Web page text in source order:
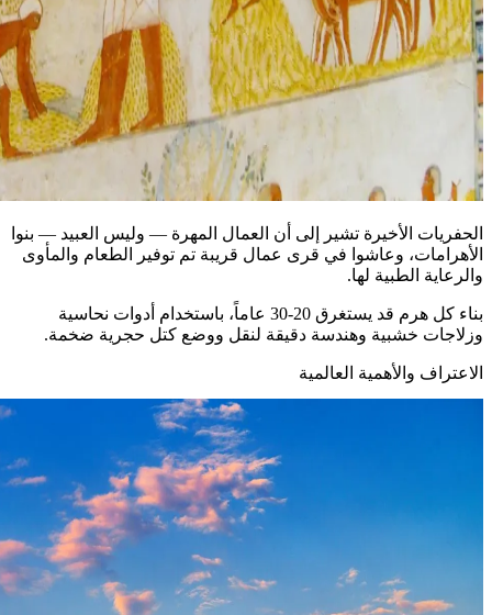
الحفريات الأخيرة تشير إلى أن العمال المهرة — وليس العبيد — بنوا
الأهرامات، وعاشوا في قرى عمال قريبة تم توفير الطعام والمأوى
والرعاية الطبية لها.
بناء كل هرم قد يستغرق 20-30 عاماً، باستخدام أدوات نحاسية
وزلاجات خشبية وهندسة دقيقة لنقل ووضع كتل حجرية ضخمة.
الاعتراف والأهمية العالمية